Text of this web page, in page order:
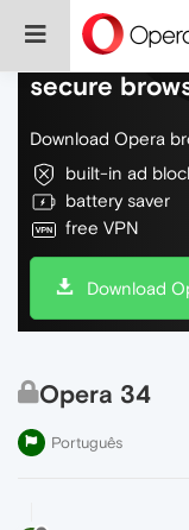
Do more on
secure
Download Opera
built-in ad
battery saver
free VPN
Download
Opera 34
Português